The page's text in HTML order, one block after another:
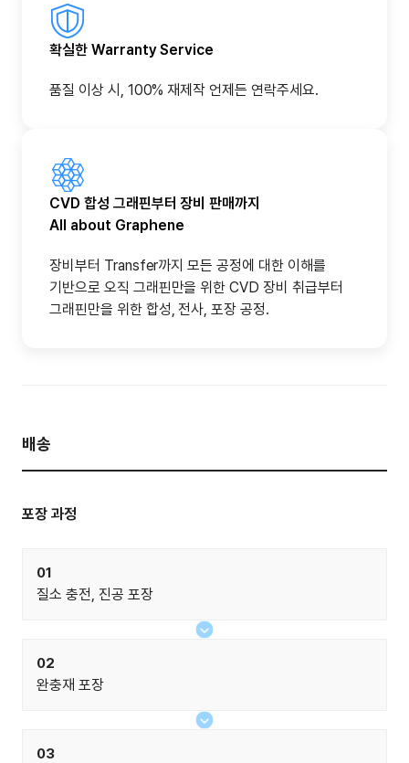
확실한 Warranty Service
품질 이상 시, 100% 재제작 언제든 연락주세요.
CVD 합성 그래핀부터 장비 판매까지
All about Graphene
장비부터 Transfer까지 모든 공정에 대한 이해를
기반으로 오직 그래핀만을 위한 CVD 장비 취급부터
그래핀만을 위한 합성, 전사, 포장 공정.
배송
포장 과정
01
질소 충전, 진공 포장
02
완충재 포장
03